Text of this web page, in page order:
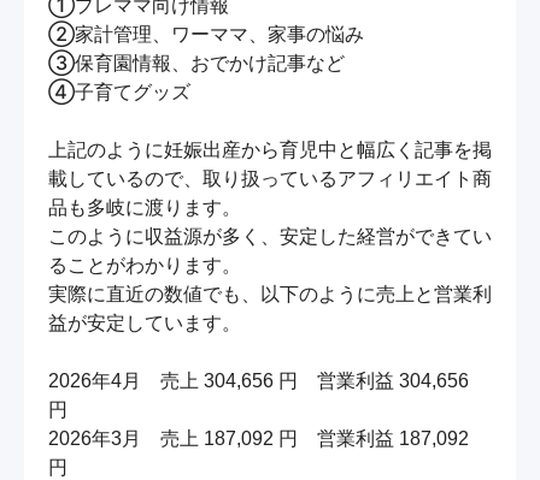
①プレママ向け情報
②家計管理、ワーママ、家事の悩み
③保育園情報、おでかけ記事など
④子育てグッズ
上記のように妊娠出産から育児中と幅広く記事を掲
載しているので、取り扱っているアフィリエイト商
品も多岐に渡ります。
このように収益源が多く、安定した経営ができてい
ることがわかります。
実際に直近の数値でも、以下のように売上と営業利
益が安定しています。
2026年4月　売上 304,656 円　営業利益 304,656
円
2026年3月　売上 187,092 円　営業利益 187,092
円